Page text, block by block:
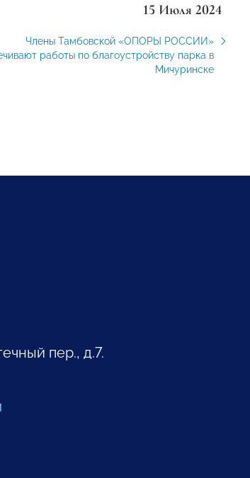
15 Июля 2024
Члены Тамбовской «ОПОРЫ РОССИИ»
работы по благоустройству парка в
Мичуринске
пер., д.7.